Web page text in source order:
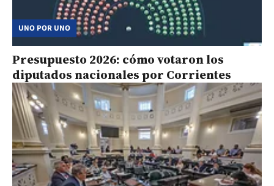
UNO POR UNO
Presupuesto 2026: cómo votaron los
diputados nacionales por Corrientes